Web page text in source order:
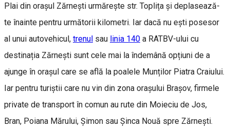
Plai din orașul Zărnești urmărește str. Toplița și deplasează-
te înainte pentru următorii kilometri. Iar dacă nu ești posesor
al unui autovehicul, trenul sau linia 140 a RATBV-ului cu
destinația Zărnești sunt cele mai la îndemână opțiuni de a
ajunge în orașul care se află la poalele Munților Piatra Craiului.
Iar pentru turiștii care nu vin din zona orașului Brașov, firmele
private de transport în comun au rute din Moieciu de Jos,
Bran, Poiana Mărului, Șimon sau Șinca Nouă spre Zărnești.